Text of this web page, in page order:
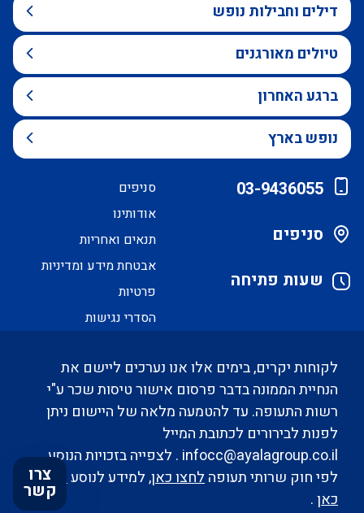
דילים וחבילות נופש
טיולים מאורגנים
ברגע האחרון
נופש בארץ
03-9436055
סניפים
שעות פתיחה
סניפים
אודותינו
תנאים ואחריות
אבטחת מידע ומדיניות
פרטיות
הסדרי נגישות
לקוחות יקרים, בימים אלו אנו נערכים ליישם את
הנחיית הממונה בדבר פרסום אישור טיסות שכר ע"י
רשות התעופה. עד להטמעה מלאה של היישום ניתן
לפנות לבירורים לכתובת המייל
infocc@ayalagroup.co.il . לצפייה בזכויות הנוסע
לפי חוק שרותי תעופהלחצו כאן, למידע לנוסעלחצו
כאן.
צרו
קשר